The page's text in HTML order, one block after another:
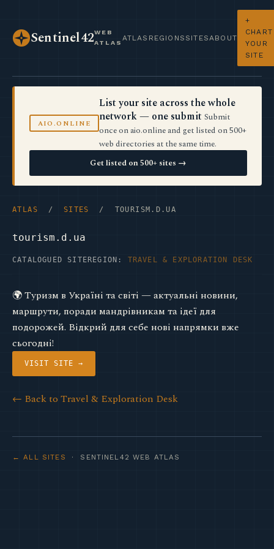
Sentinel42WEB
ATLAS
ATLAS REGIONS SITES ABOUT
+
CHART
YOUR
SITE
AIO.ONLINE
List your site across the whole
network — one submit Submit
once on aio.online and get listed on 500+
web directories at the same time.
Get listed on 500+ sites →
ATLAS / SITES / TOURISM.D.UA
tourism.d.ua
CATALOGUED SITE REGION: TRAVEL & EXPLORATION DESK
🌍 Туризм в Україні та світі — актуальні новини,
маршрути, поради мандрівникам та ідеї для
подорожей. Відкрий для себе нові напрямки вже
сьогодні!
VISIT SITE →
← Back to Travel & Exploration Desk
← ALL SITES · SENTINEL42 WEB ATLAS